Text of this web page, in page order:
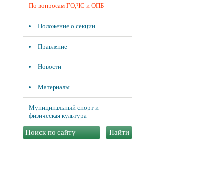
По вопросам ГО,ЧС и ОПБ
Положение о секции
Правление
Новости
Материалы
Муниципальный спорт и
физическая культура